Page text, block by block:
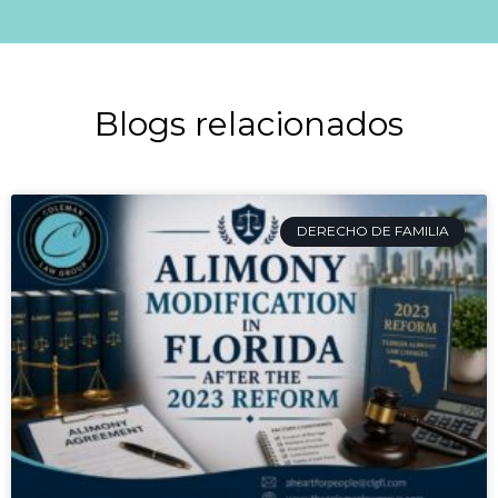
Blogs relacionados
DERECHO DE FAMILIA